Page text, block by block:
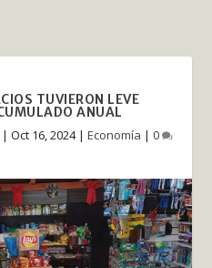
TUVIERON LEVE
ANUAL
| Oct 16, 2024| Economía | 0